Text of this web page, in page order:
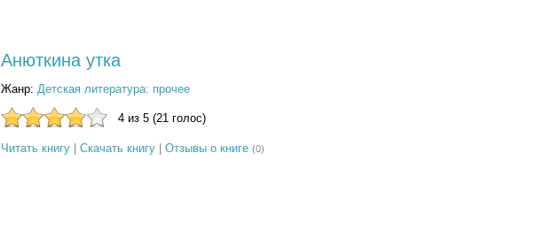
Анюткина утка
Жанр: Детская литература: прочее
4 из 5 (21 голос)
Читать книгу| Скачать книгу| Отзывы о книге (0)